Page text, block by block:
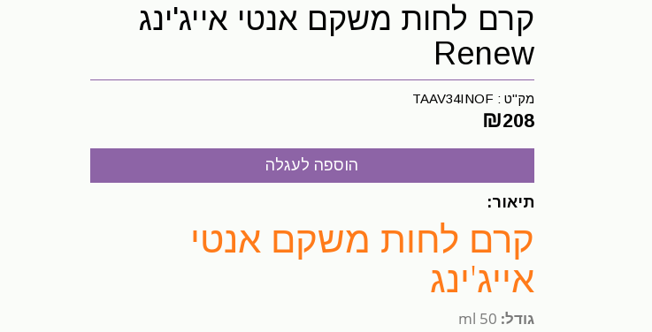
קרם לחות משקם אנטי אייג'ינג
Renew
מק"ט : TAAV34INOF
₪208
תיאור:
קרם לחות משקם אנטי
אייג'ינג
גודל: 50 ml